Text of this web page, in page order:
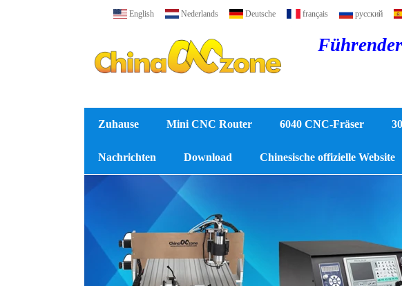
English Nederlands Deutsche français русский
Zuhause Mini CNC Router 6040 CNC-Fräser
Nachrichten Download Chinesische offizielle Website